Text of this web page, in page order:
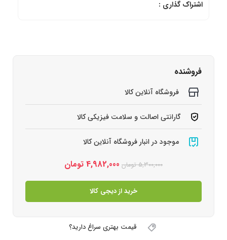
اشتراک گذاری :
فروشنده
فروشگاه آنلاین کالا
گارانتی اصالت و سلامت فیزیکی کالا
موجود در انبار فروشگاه آنلاین کالا
5,300,000 تومان 4,982,000 تومان
خرید از دیجی کالا
قیمت بهتری سراغ دارید؟